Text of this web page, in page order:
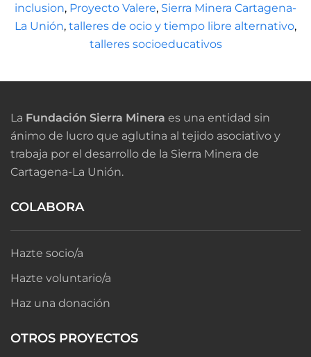
inclusion, Proyecto Valere, Sierra Minera Cartagena-
La Unión, talleres de ocio y tiempo libre alternativo,
talleres socioeducativos
La Fundación Sierra Minera es una entidad sin
ánimo de lucro que aglutina al tejido asociativo y
trabaja por el desarrollo de la Sierra Minera de
Cartagena-La Unión.
COLABORA
Hazte socio/a
Hazte voluntario/a
Haz una donación
OTROS PROYECTOS